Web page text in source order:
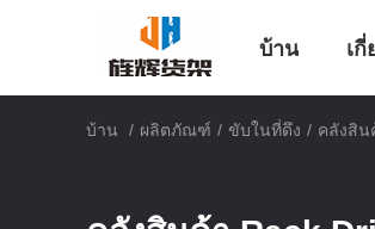
บ้าน เกี่
บ้าน / ผลิตภัณฑ์ / ขับในที่ดึง / คลังสิน